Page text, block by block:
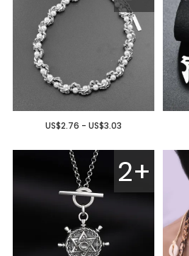
US$2.76 - US$3.03
2+